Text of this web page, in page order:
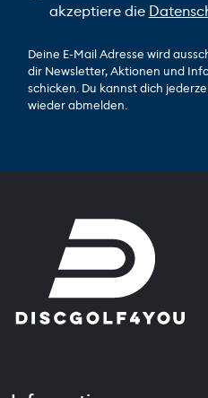
akzeptiere die
Deine E-Mail Adresse wird
dir Newsletter, Aktionen und
schicken. Du kannst dich
wieder abmelden.